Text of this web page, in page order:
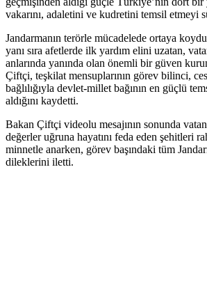
vakarını, adaletini ve kudretini temsil etmeyi
Jandarmanın terörle mücadelede ortaya
yanı sıra afetlerde ilk yardım elini uzatan,
anlarında yanında olan önemli bir güven
Çiftçi, teşkilat mensuplarının görev bilinci,
bağlılığıyla devlet-millet bağının en güçlü
aldığını kaydetti.
Bakan Çiftçi videolu mesajının sonunda
değerler uğruna hayatını feda eden şehitleri
minnetle anarken, görev başındaki tüm
dileklerini iletti.